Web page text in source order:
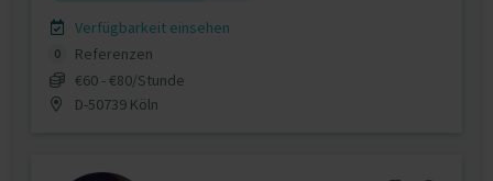
Verfügbarkeit einsehen
0
Referenzen
€60 - €80/Stunde
D-50739 Köln